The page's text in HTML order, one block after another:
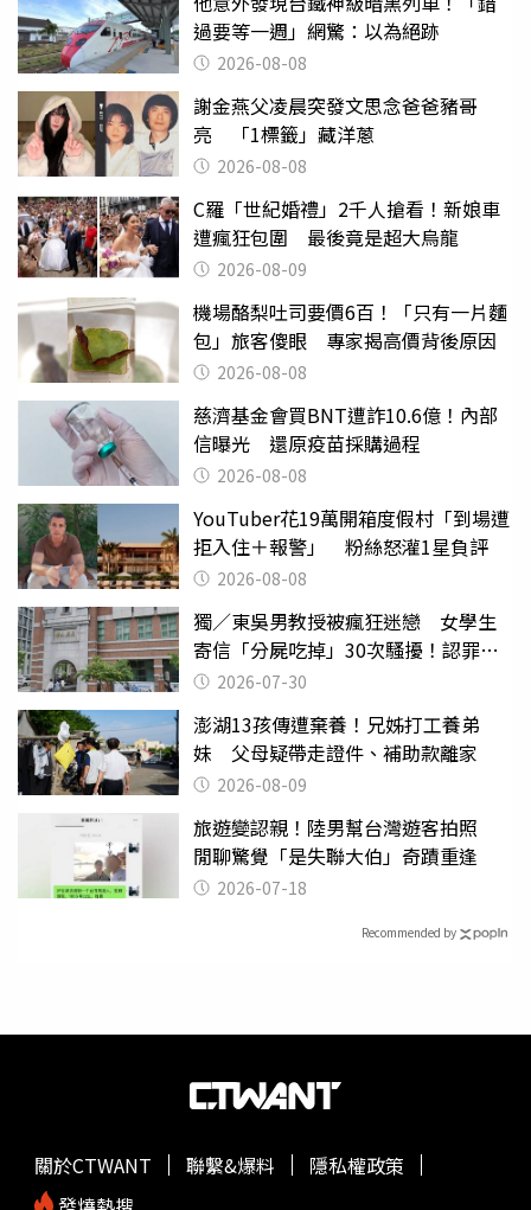
過要等一週」網驚：以為絕跡
2026-08-08
謝金燕父凌晨突發文思念爸爸豬哥
亮 「1標籤」藏洋蔥
2026-08-08
C羅「世紀婚禮」2千人搶看！新娘車
遭瘋狂包圍 最後竟是超大烏龍
2026-08-09
機場酪梨吐司要價6百！「只有一片麵
包」旅客傻眼 專家揭高價背後原因
2026-08-08
慈濟基金會買BNT遭詐10.6億！內部
信曝光 還原疫苗採購過程
2026-08-08
YouTuber花19萬開箱度假村「到場遭
拒入住＋報警」 粉絲怒灌1星負評
2026-08-08
獨／東吳男教授被瘋狂迷戀 女學生
寄信「分屍吃掉」30次騷擾！認罪免
關 2026-07-30
澎湖13孩傳遭棄養！兄姊打工養弟
妹 父母疑帶走證件、補助款離家
2026-08-09
旅遊變認親！陸男幫台灣遊客拍照
閒聊驚覺「是失聯大伯」奇蹟重逢
2026-07-18
Recommended by
關於CTWANT 聯繫&爆料
隱私權政策